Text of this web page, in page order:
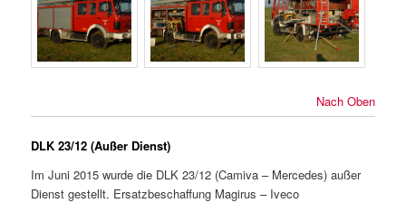
Nach Oben
DLK 23/12 (Außer Dienst)
Im Juni 2015 wurde die DLK 23/12 (Camiva – Mercedes) außer
Dienst gestellt. Ersatzbeschaffung Magirus – Iveco